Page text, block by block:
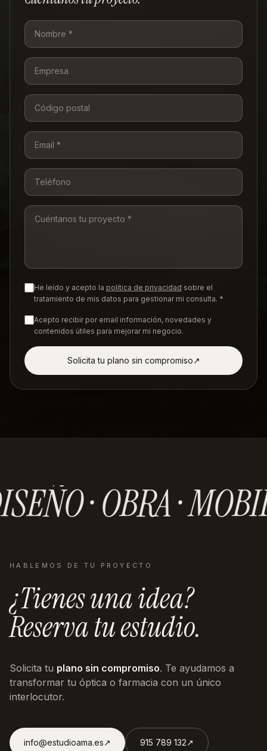
He leído y acepto la política de privacidad sobre el
tratamiento de mis datos para gestionar mi consulta. *
Acepto recibir por email información, novedades y
contenidos útiles para mejorar mi negocio.
Solicita tu plano sin compromiso↗︎
· OBRA ·
HABLEMOS DE TU PROYECTO
¿Tienes una idea?
Reserva tu estudio.
Solicita tu plano sin compromiso. Te ayudamos a
transformar tu óptica o farmacia con un único
interlocutor.
info@estudioama.es↗︎ 915 789 132↗︎